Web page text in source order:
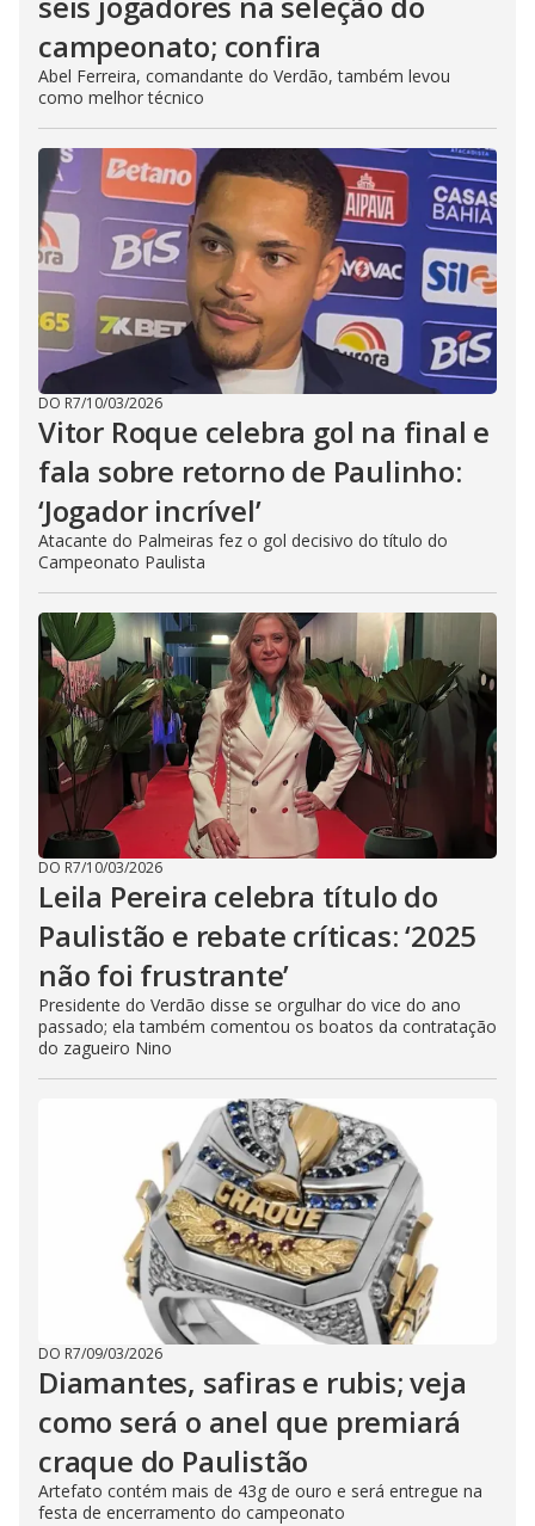
campeonato; confira
Abel Ferreira, comandante do Verdão, também levou
como melhor técnico
DO R7/10/03/2026
Vitor Roque celebra gol na final e
fala sobre retorno de Paulinho:
‘Jogador incrível’
Atacante do Palmeiras fez o gol decisivo do título do
Campeonato Paulista
DO R7/10/03/2026
Leila Pereira celebra título do
Paulistão e rebate críticas: ‘2025
não foi frustrante’
Presidente do Verdão disse se orgulhar do vice do ano
passado; ela também comentou os boatos da contratação
do zagueiro Nino
DO R7/09/03/2026
Diamantes, safiras e rubis; veja
como será o anel que premiará
craque do Paulistão
Artefato contém mais de 43g de ouro e será entregue na
festa de encerramento do campeonato